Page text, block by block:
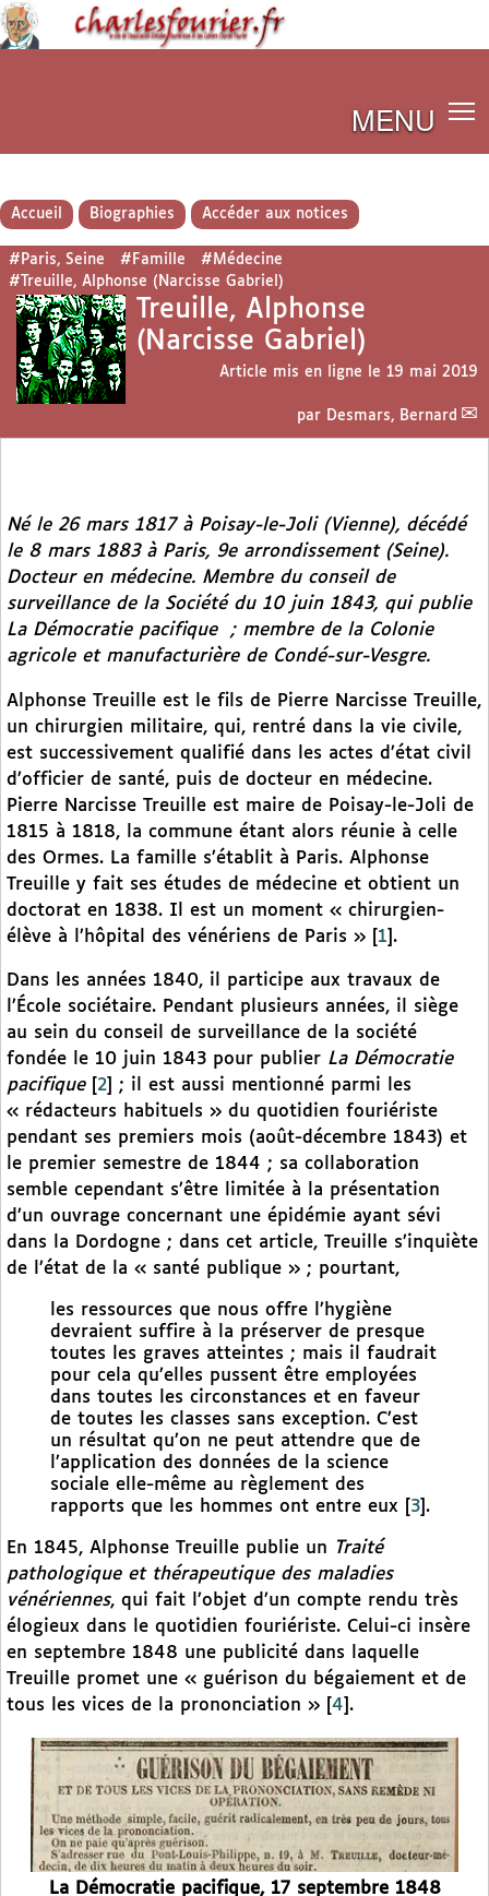
MENU
Accueil Biographies Accéder aux notices
#Paris, Seine #Famille
#Médecine
#Treuille, Alphonse (Narcisse Gabriel)
Treuille, Alphonse
(Narcisse Gabriel)
Article mis en ligne le 19 mai 2019
par Desmars, Bernard
Né le 26 mars 1817 à Poisay-le-Joli (Vienne), décédé
le 8 mars 1883 à Paris, 9e arrondissement (Seine).
Docteur en médecine. Membre du conseil de
surveillance de la Société du 10 juin 1843, qui publie
La Démocratie pacifique
; membre de la Colonie
agricole et manufacturière de Condé-sur-Vesgre.
Alphonse Treuille est le fils de Pierre Narcisse Treuille,
un chirurgien militaire, qui, rentré dans la vie civile,
est successivement qualifié dans les actes d’état civil
d’officier de santé, puis de docteur en médecine.
Pierre Narcisse Treuille est maire de Poisay-le-Joli de
1815 à 1818, la commune étant alors réunie à celle
des Ormes. La famille s’établit à Paris. Alphonse
Treuille y fait ses études de médecine et obtient un
doctorat en 1838. Il est un moment « chirurgien-
élève à l’hôpital des vénériens de Paris »
1 .
Dans les années 1840, il participe aux travaux de
l’École sociétaire. Pendant plusieurs années, il siège
au sein du conseil de surveillance de la société
fondée le 10 juin 1843 pour publier La Démocratie
pacifique[ 2
; il est aussi mentionné parmi les
« rédacteurs habituels » du quotidien fouriériste
pendant ses premiers mois (août-décembre 1843) et
le premier semestre de 1844 ; sa collaboration
semble cependant s’être limitée à la présentation
d’un ouvrage concernant une épidémie ayant sévi
dans la Dordogne ; dans cet article, Treuille s’inquiète
de l’état de la « santé publique » ; pourtant,
les ressources que nous offre l’hygiène
devraient suffire à la préserver de presque
toutes les graves atteintes ; mais il faudrait
pour cela qu’elles pussent être employées
dans toutes les circonstances et en faveur
de toutes les classes sans exception. C’est
un résultat qu’on ne peut attendre que de
l’application des données de la science
sociale elle-même au règlement des
rapports que les hommes ont entre eux
3 .
En 1845, Alphonse Treuille publie un Traité
pathologique et thérapeutique des maladies
vénériennes, qui fait l’objet d’un compte rendu très
élogieux dans le quotidien fouriériste. Celui-ci insère
en septembre 1848 une publicité dans laquelle
Treuille promet une « guérison du bégaiement et de
tous les vices de la prononciation »
4 .
La Démocratie pacifique, 17 septembre 1848